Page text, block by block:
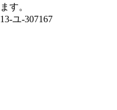
す。
ユ-307167